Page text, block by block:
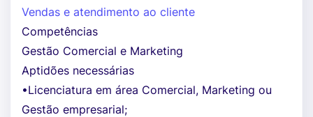
Vendas e atendimento ao cliente
Competências
Gestão Comercial e Marketing
Aptidões necessárias
•Licenciatura em área Comercial, Marketing ou
Gestão empresarial;